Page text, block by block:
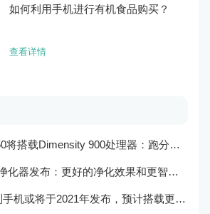
如何利用手机进行有机食品购买？
查看详情
搭载Dimensity 900处理器：跑分过万
器发布：更好的净化效果和更智能的控制系统
将于2021年发布，预计搭载更好的相机系统和处理器